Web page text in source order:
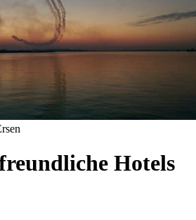
Hotels